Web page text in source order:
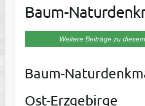
Baum-
Weitere Beiträge zu
Baum-
Ost-Erzgebirge